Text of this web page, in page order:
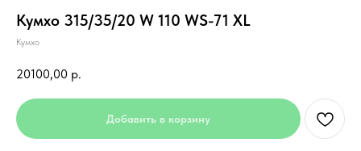
Кумхо 315/35/20 W 110 WS-71 XL
Кумхо
20100,00 р.
Добавить в корзину